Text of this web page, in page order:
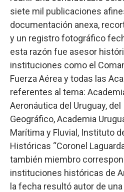
siete mil publicaciones
documentación anexa,
y un registro fotográfico
esta razón fue asesor
instituciones como el
Fuerza Aérea y todas las
referentes al tema:
Aeronáutica del Uruguay,
Geográfico, Academia
Marítima y Fluvial, Instituto
Históricas “Coronel
también miembro
instituciones históricas de
la fecha resultó autor de